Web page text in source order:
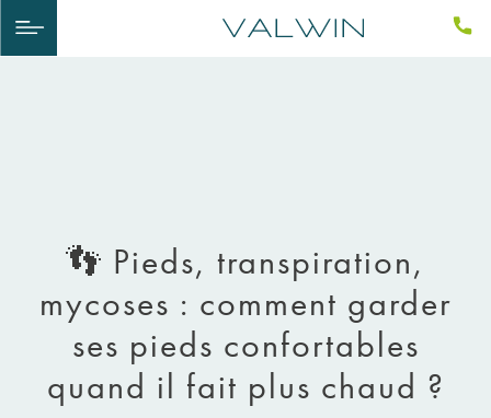
👣 Pieds, transpiration,
mycoses : comment garder
ses pieds confortables
quand il fait plus chaud ?